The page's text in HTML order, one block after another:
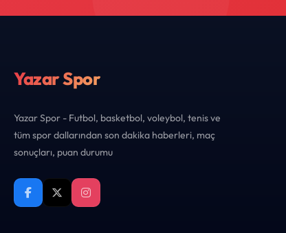
Yazar Spor
Yazar Spor - Futbol, basketbol, voleybol, tenis ve
tüm spor dallarından son dakika haberleri, maç
sonuçları, puan durumu